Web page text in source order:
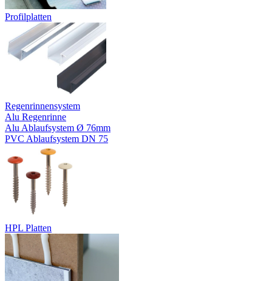
Profilplatten
Regenrinnensystem
Alu Regenrinne
Alu Ablaufsystem Ø 76mm
PVC Ablaufsystem DN 75
HPL Platten